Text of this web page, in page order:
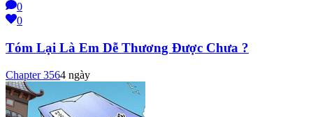
0
0
Tóm Lại Là Em Dễ Thương Được Chưa ?
Chapter3564 ngày